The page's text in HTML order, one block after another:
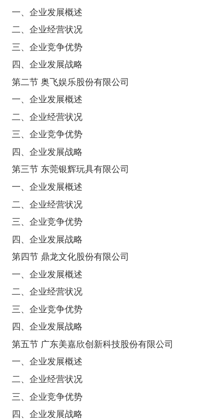
一、企业发展概述
二、企业经营状况
三、企业竞争优势
四、企业发展战略
第二节 奥飞娱乐股份有限公司
一、企业发展概述
二、企业经营状况
三、企业竞争优势
四、企业发展战略
第三节 东莞银辉玩具有限公司
一、企业发展概述
二、企业经营状况
三、企业竞争优势
四、企业发展战略
第四节 鼎龙文化股份有限公司
一、企业发展概述
二、企业经营状况
三、企业竞争优势
四、企业发展战略
第五节 广东美嘉欣创新科技股份有限公司
一、企业发展概述
二、企业经营状况
三、企业竞争优势
四、企业发展战略